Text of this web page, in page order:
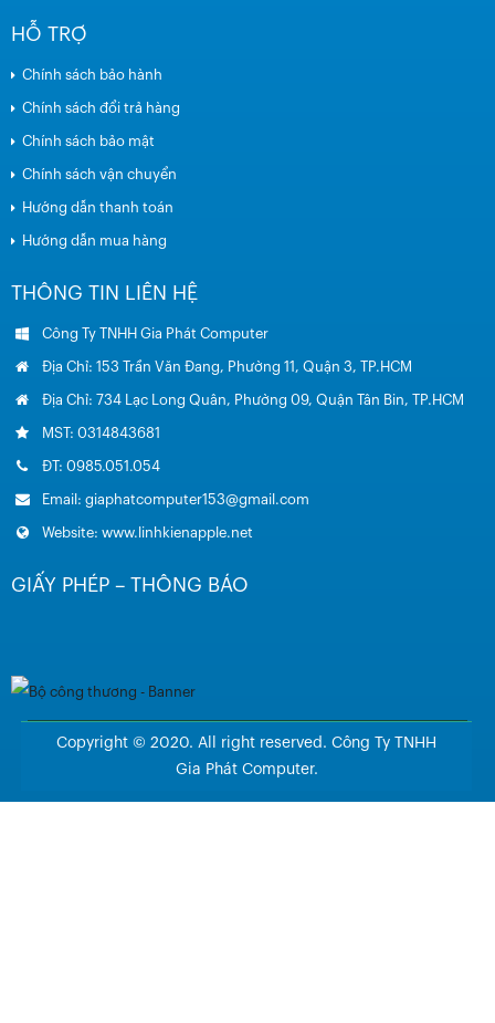
HỖ TRỢ
Chính sách bảo hành
Chính sách đổi trả hàng
Chính sách bảo mật
Chính sách vận chuyển
Hướng dẫn thanh toán
Hướng dẫn mua hàng
THÔNG TIN LIÊN HỆ
Công Ty TNHH Gia Phát Computer
Địa Chỉ: 153 Trần Văn Đang, Phường 11, Quận 3, TP.HCM
Địa Chỉ: 734 Lạc Long Quân, Phường 09, Quận Tân Bin, TP.HCM
MST: 0314843681
ĐT: 0985.051.054
Email: giaphatcomputer153@gmail.com
Website: www.linhkienapple.net
GIẤY PHÉP – THÔNG BÁO
Copyright © 2020. All right reserved. Công Ty TNHH
Gia Phát Computer.